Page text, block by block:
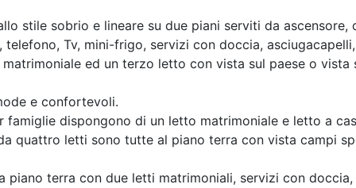
stile sobrio e lineare su due piani serviti da
Tv, mini-frigo, servizi con doccia,
ed un terzo letto con vista sul paese o vista
e confortevoli.
dispongono di un letto matrimoniale e letto a
quattro letti sono tutte al piano terra con vista campi
piano terra con due letti matrimoniali, servizi con